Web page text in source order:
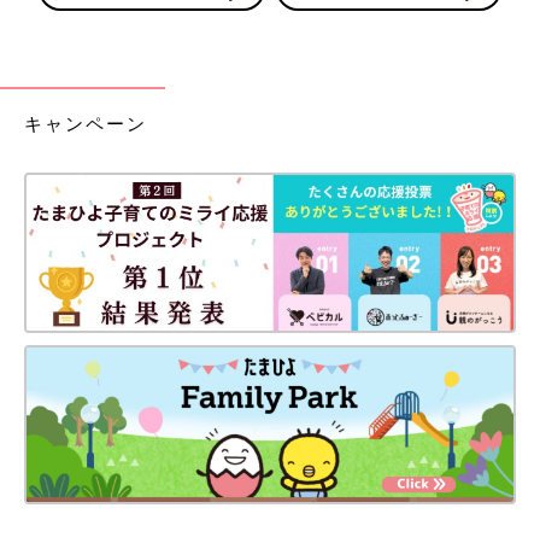
キャンペーン